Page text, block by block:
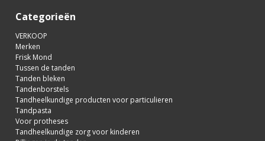
Categorieën
VERKOOP
Merken
Frisk Mond
Tussen de tanden
Tanden bleken
Tandenborstels
Tandheelkundige producten voor particulieren
Tandpasta
Voor protheses
Tandheelkundige zorg voor kinderen